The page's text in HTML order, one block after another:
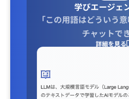
学びエージェ
「この用語はどういう
チャットで
詳細を見る